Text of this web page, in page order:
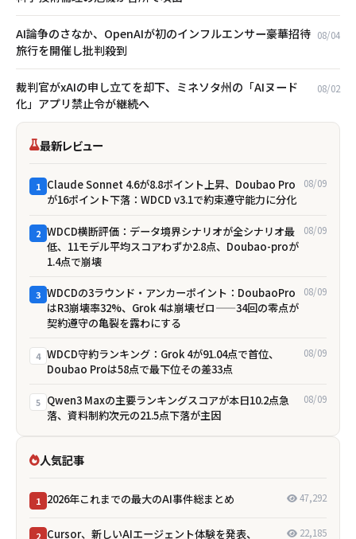
AI論争のさなか、OpenAIが初のインフルエンサー豪華招待
旅行を開催し批判殺到
08/04
裁判官がxAIの申し立てを却下、ミネソタ州の「AIヌード
化」アプリ禁止令が継続へ
08/02
最新レビュー
1 Claude Sonnet 4.6が8.8ポイント上昇、Doubao Pro
が16ポイント下落：WDCD v3.1で約束遵守能力に分化
08/09
2 WDCD横断評価：データ境界シナリオが全シナリオ最
低、11モデル平均スコアわずか2.8点、Doubao-proが
1.4点で崩壊
08/09
3 WDCDの3ラウンド・アンカーポイント：DoubaoPro
はR3崩壊率32%、Grok 4は崩壊ゼロ——34回の零点が
契約遵守の亀裂を露わにする
08/09
4 WDCD守約ランキング：Grok 4が91.04点で首位、
Doubao Proは58点で最下位――その差33点
08/09
5 Qwen3 Maxの主要ランキングスコアが本日10.2点急
落、資料制約次元の21.5点下落が主因
08/09
人気記事
1 2026年これまでの最大のAI事件総まとめ 47,292
2 Cursor、新しいAIエージェント体験を発表、
22,185